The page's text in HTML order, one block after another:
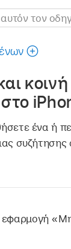
ένα ή
συζήτησης
εφαρμογή